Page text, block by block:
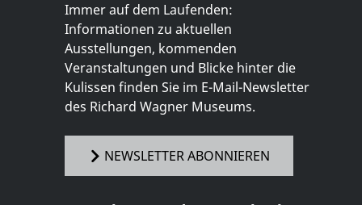
Immer auf dem Laufenden:
Informationen zu aktuellen
Ausstellungen, kommenden
Veranstaltungen und Blicke hinter die
Kulissen finden Sie im E-Mail-Newsletter
des Richard Wagner Museums.
NEWSLETTER ABONNIEREN